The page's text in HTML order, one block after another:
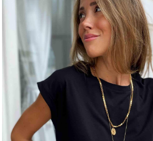
Çarkı çevir ve fırsatı yakala !
Tanıtım, pazarlama, reklam ve benzeri amaçlarla
gönderilmesine izin veriyorum.
Elektronik Ticari İleti
okudum onay veriyorum.
Paylaştığım bilgilerin
KVKK kapsamında tarafınızca
WhatsApp üzerinden bilgilendirmeleri almayı